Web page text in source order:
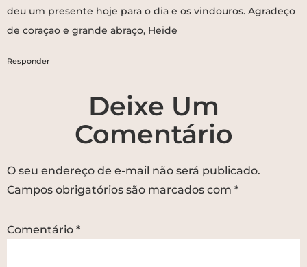
deu um presente hoje para o dia e os vindouros. Agradeço
de coraçao e grande abraço, Heide
Responder
Deixe Um
Comentário
O seu endereço de e-mail não será publicado.
Campos obrigatórios são marcados com *
Comentário *